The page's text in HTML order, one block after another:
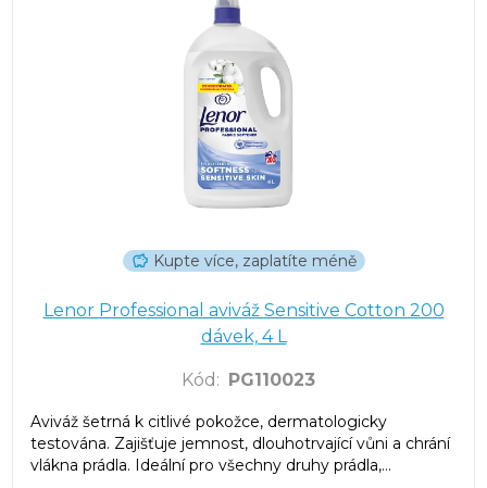
Kupte více, zaplatíte méně
Lenor Professional aviváž Sensitive Cotton 200
dávek, 4 L
Kód : PG110023
Aviváž šetrná k citlivé pokožce, dermatologicky
testována. Zajišťuje jemnost, dlouhotrvající vůni a chrání
vlákna prádla. Ideální pro všechny druhy prádla,